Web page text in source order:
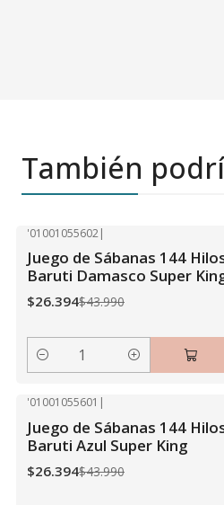
También
'01001055602|
Juego de Sábanas 144
Baruti Damasco Super
$26.394$43.990
Cantidad
'01001055601 |
Juego de Sábanas 144
Baruti Azul Super King
$26.394$43.990